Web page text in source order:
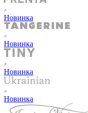
Новинка
Новинка
Новинка
Новинка